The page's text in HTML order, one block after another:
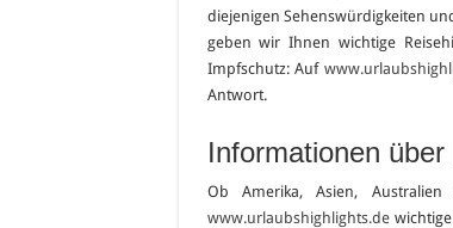
diejenigen Sehenswürdigkeiten
geben wir Ihnen wichtige
Impfschutz: Auf
Antwort.
Informationen
Ob Amerika, Asien,
www.urlaubshighlights.dewichtige